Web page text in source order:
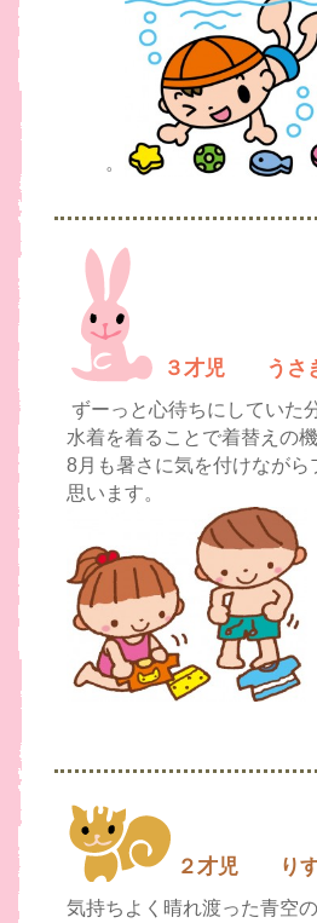
。
３才児 うさ
ずーっと心待ちにしていた
水着を着ることで着替えの
8月も暑さに気を付けなが
思います。
２才児 りす
気持ちよく晴れ渡った青空